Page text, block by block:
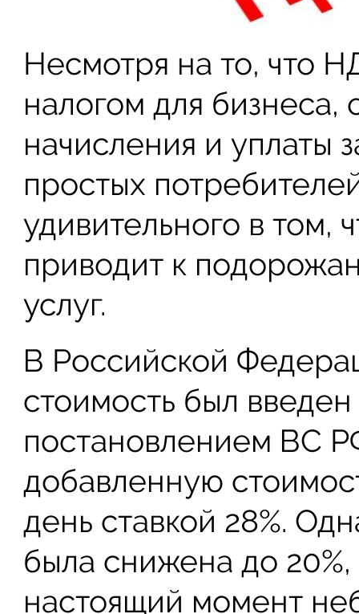
Несмотря на то, что
налогом для бизнеса,
начисления и уплаты
простых
удивительного в
приводит к
услуг.
В Российской
стоимость был введен
постановлением ВС
добавленную
день ставкой 28%.
была снижена до
настоящий момент